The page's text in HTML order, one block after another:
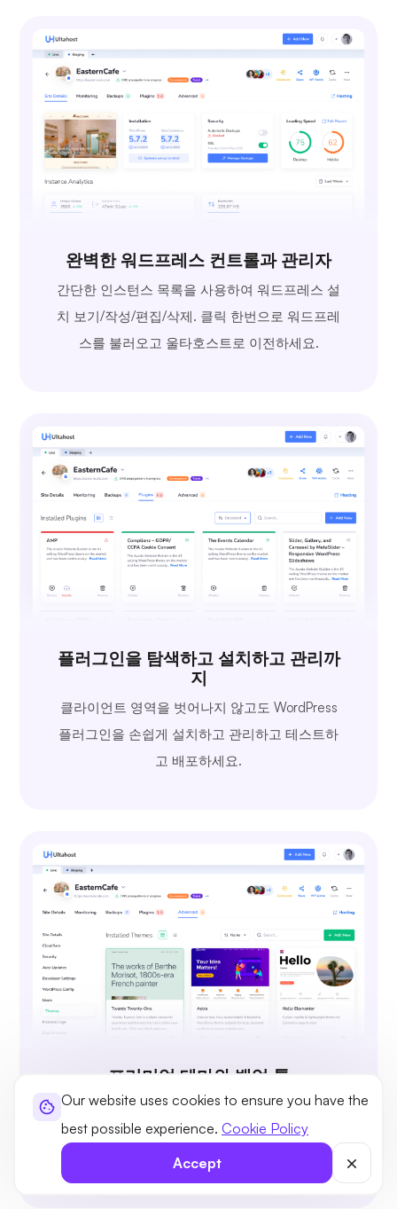
Our website uses cookies to ensure you have the
best possible experience. Cookie Policy
Accept
완벽한 워드프레스 컨트롤과 관리자
간단한 인스턴스 목록을 사용하여 워드프레스 설
치 보기/작성/편집/삭제. 클릭 한번으로 워드프레
스를 불러오고 울타호스트로 이전하세요.
플러그인을 탐색하고 설치하고 관리까
지
클라이언트 영역을 벗어나지 않고도 WordPress
플러그인을 손쉽게 설치하고 관리하고 테스트하
고 배포하세요.
프리미엄 테마와 백엄 툴
500개 이상의 워드프레스 테마를 살펴보고 활성
화할 테마를 선택하고, 백업을 생성하고, 시스템
업그레이드 및 업데이트를 수행하세요.